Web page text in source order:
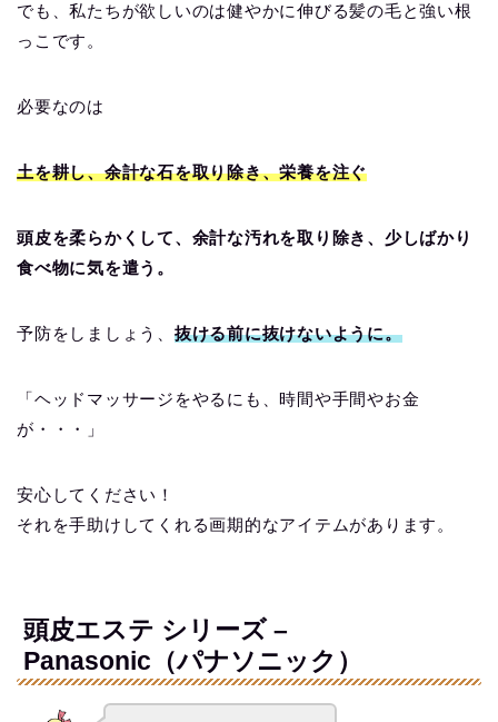
でも、私たちが欲しいのは健やかに伸びる髪の毛と強い根
っこ です。
必要なのは
土を耕し、余計な石を取り除き、栄養を注ぐ
頭皮を柔らかくして、余計な汚れを取り除き、少しばかり
食べ物に気を遣う。
予防をしましょう、 抜ける前に抜けないように。
「ヘッドマッサージをやるにも、時間や手間やお金
が・・・」
安心してください！
それを手助けしてくれる画期的なアイテムがあります。
頭皮エステ シリーズ –
Panasonic（パナソニック）